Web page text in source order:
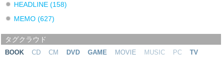
HEADLINE (158)
MEMO (627)
タグクラウド
BOOK CD CM DVD GAME MOVIE MUSIC PC
TV